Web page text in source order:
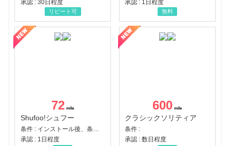
承認 : 30日程度
リピート可
承認 : 1日程度
無料
72
Shufoo!シュフー
承認 : 1日程度
600
クラシックソリティア
条件 :
承認 : 数日程度